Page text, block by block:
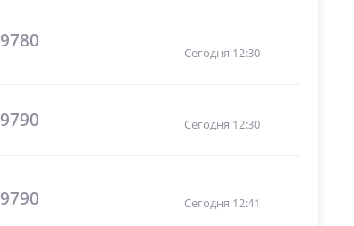
9780
Сегодня 12:30
9790 Сегодня 12:30
9790 Сегодня 12:41